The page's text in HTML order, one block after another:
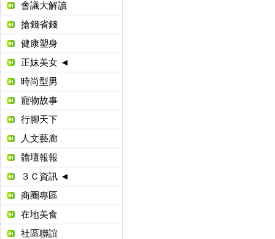
會議大解讀
搶錢省錢
健康塑身
正妹美女 ◄
時尚型男
寵物故事
行腳天下
人文藝廊
體壇報報
３Ｃ資訊 ◄
商圈專區
在地美食
社區聯誼